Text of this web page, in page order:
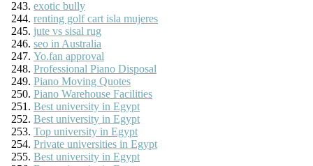
exotic bully
renting golf cart isla mujeres
jute vs sisal rug
seo in Australia
Yo.fan approval
Professional Piano Disposal
Piano Moving Quotes
Piano Warehouse Facilities
Best university in Egypt
Best university in Egypt
Top university in Egypt
Private universities in Egypt
Best university in Egypt